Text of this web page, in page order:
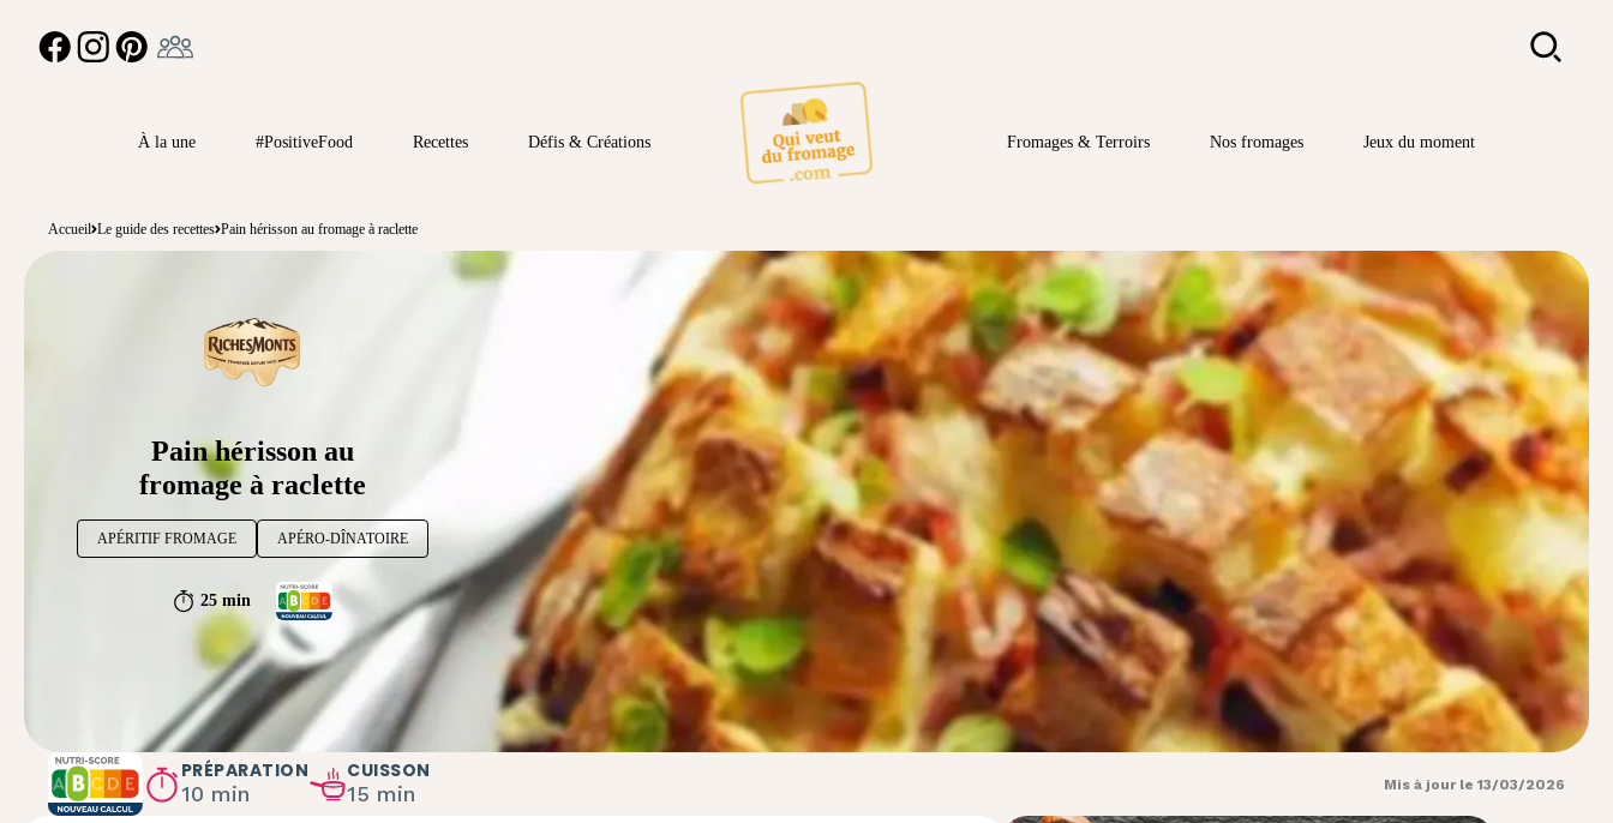
FACEBOOKINSTAGRAMPINTEREST Rechercher
À la une #PositiveFood Recettes Défis & Créations Fromages & Terroirs Nos fromages Jeux du moment
Accueil Le guide des recettes Pain hérisson au fromage à raclette
Pain hérisson au
fromage à raclette
APÉRITIF FROMAGE APÉRO-DÎNATOIRE
25 min
PRÉPARATION
10 min
CUISSON
15 min Mis à jour le 13/03/2026